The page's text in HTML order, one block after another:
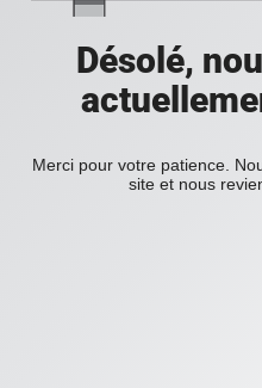
Désolé,
Merci pour votre patience.
site et nous